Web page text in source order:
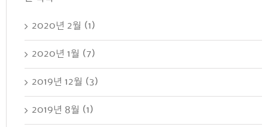
2020년 2월 (1)
2020년 1월 (7)
2019년 12월 (3)
2019년 8월 (1)